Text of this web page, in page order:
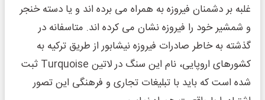
غلبه بر دشمنان فیروزه به همراه می برده اند و یا دسته خنجر
و شمشیر خود را فیروزه نشان می کرده اند. متاسفانه در
گذشته به خاطر صادرات فیروزه نیشابور از طریق ترکیه به
کشورهای اروپایی، نام این سنگ در لاتین Turquoise ثبت
شده است که باید با تبلیغات تجاری و فرهنگی این تصور